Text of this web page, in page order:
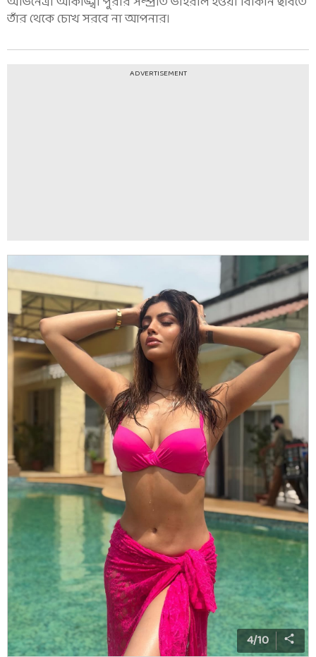
তাঁর থেকে চোখ সরবে না আপনার।
ADVERTISEMENT
4/10